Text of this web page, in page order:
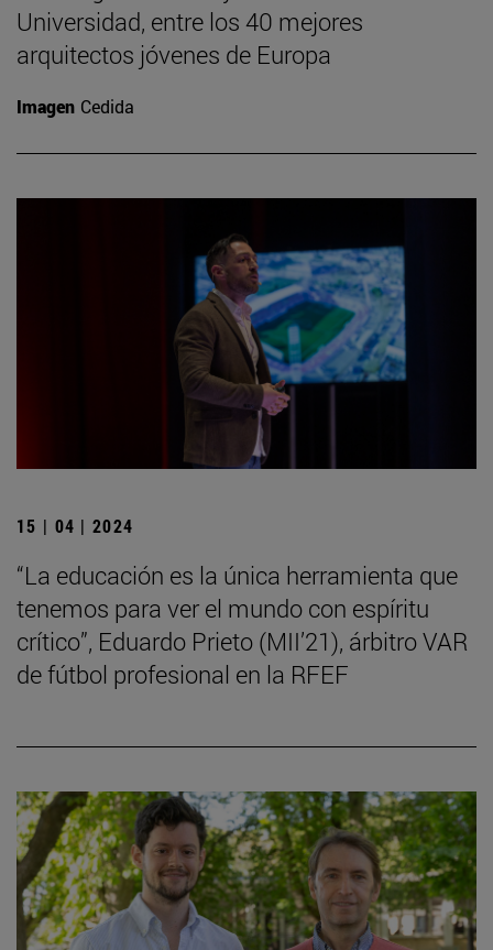
Universidad, entre los 40 mejores
arquitectos jóvenes de Europa
Imagen Cedida
15 | 04 | 2024
“La educación es la única herramienta que
tenemos para ver el mundo con espíritu
crítico”, Eduardo Prieto (MII’21), árbitro VAR
de fútbol profesional en la RFEF